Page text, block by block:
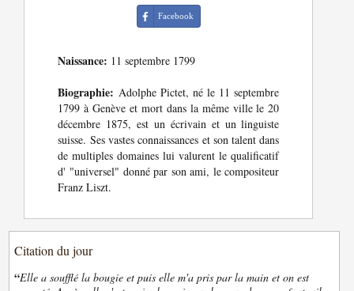
Facebook
Naissance: 11 septembre 1799
Biographie: Adolphe Pictet, né le 11 septembre
1799 à Genève et mort dans la même ville le 20
décembre 1875, est un écrivain et un linguiste
suisse. Ses vastes connaissances et son talent dans
de multiples domaines lui valurent le qualificatif
d' "universel" donné par son ami, le compositeur
Franz Liszt.
Citation du jour
“Elle a soufflé la bougie et puis elle m'a pris par la main et on est